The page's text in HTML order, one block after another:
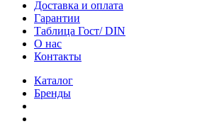
Доставка и оплата
Гарантии
Таблица Гост/ DIN
О нас
Контакты
Каталог
Бренды